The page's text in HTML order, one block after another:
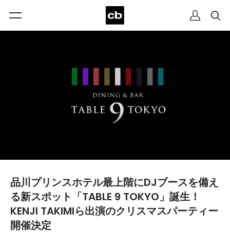
品川プリンスホテル最上階にDJブースを備え
る新スポット「TABLE 9 TOKYO」誕生！
KENJI TAKIMIら出演のクリスマスパーティー
開催決定